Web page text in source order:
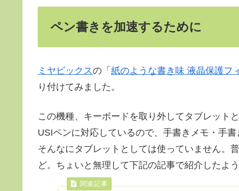
ペン書きを加速するために
ミヤビックスの「 紙のような書き味 液晶保護フ
り付けてみました。
この機種、キーボードを取り外してタブレット
USIペンに対応しているので、手書きメモ・手
そんなにタブレットとしては使っていません。
ど。ちょいと無理して下記の記事で紹介したよ